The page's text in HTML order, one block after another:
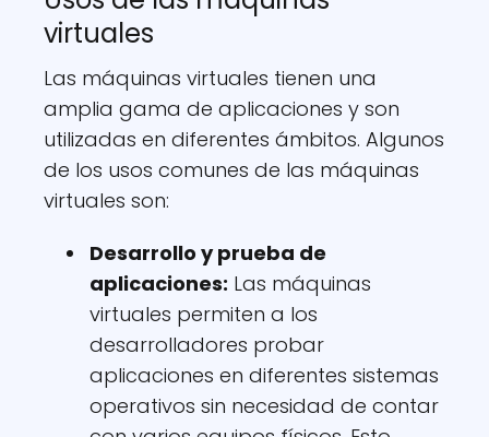
virtuales
Las máquinas virtuales tienen una
amplia gama de aplicaciones y son
utilizadas en diferentes ámbitos. Algunos
de los usos comunes de las máquinas
virtuales son:
Desarrollo y prueba de
aplicaciones: Las máquinas
virtuales permiten a los
desarrolladores probar
aplicaciones en diferentes sistemas
operativos sin necesidad de contar